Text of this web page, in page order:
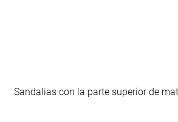
Sandalias con la parte superior de